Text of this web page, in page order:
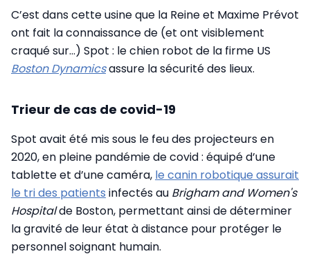
C’est dans cette usine que la Reine et Maxime Prévot
ont fait la connaissance de (et ont visiblement
craqué sur...) Spot : le chien robot de la firme US
Boston Dynamicsassure la sécurité des lieux.
Trieur de cas de covid-19
Spot avait été mis sous le feu des projecteurs en
2020, en pleine pandémie de covid : équipé d’une
tablette et d’une caméra, le canin robotique assurait
le tri des patients infectés au Brigham and Women's
Hospitalde Boston, permettant ainsi de déterminer
la gravité de leur état à distance pour protéger le
personnel soignant humain.